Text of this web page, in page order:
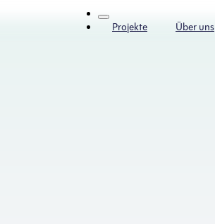
Projekte Über uns